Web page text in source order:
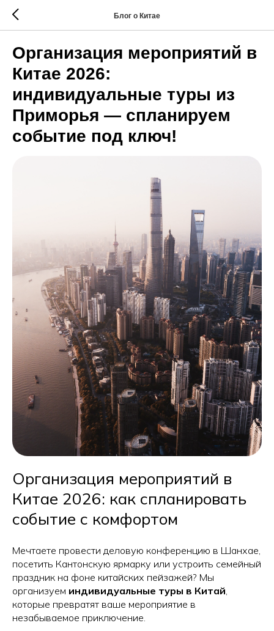
Блог о Китае
Организация мероприятий в
Китае 2026:
индивидуальные туры из
Приморья — спланируем
событие под ключ!
Организация мероприятий в
Китае 2026: как спланировать
событие с комфортом
Мечтаете провести деловую конференцию в Шанхае,
посетить Кантонскую ярмарку или устроить семейный
праздник на фоне китайских пейзажей? Мы
организуем индивидуальные туры в Китай,
которые превратят ваше мероприятие в
незабываемое приключение.